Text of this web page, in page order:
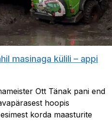
masinaga külili – appi
Ott Tänak pani end
hoopis
korda maasturite